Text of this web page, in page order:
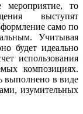
мероприятие, то
выступят
само по
Учитывая
будет идеально
использования
композициях.
выполнено в виде
изумительных